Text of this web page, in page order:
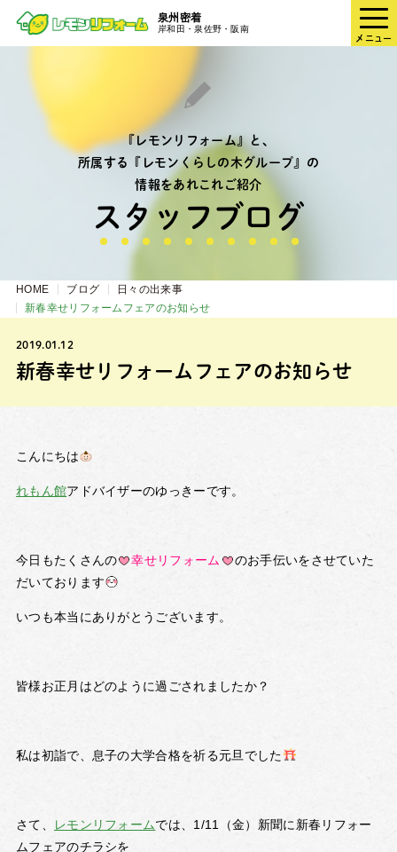
泉州密着
岸和田・泉佐野・阪南
メニュー
『レモンリフォーム』と、
所属する『レモンくらしの木グループ』の
情報をあれこれご紹介
スタッフブログ
HOME ブログ
日々の出来事
新春幸せリフォームフェアのお知らせ
2019.01.12
新春幸せリフォームフェアのお知らせ
こんにちは
れもん館アドバイザーのゆっきーです。
今日もたくさんの 幸せリフォーム
のお手伝いをさせていた
だいております
いつも本当にありがとうございます。
皆様お正月はどのように過ごされましたか？
私は初詣で、息子の大学合格を祈る元旦でした
さて、 レモンリフォームでは、1/11（金）新聞に新春リフォー
ムフェアのチラシを